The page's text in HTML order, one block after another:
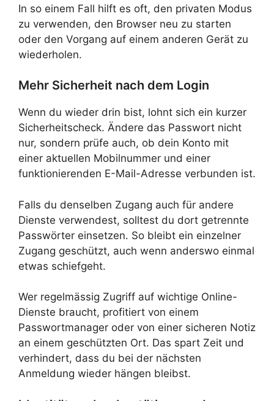
In so einem Fall hilft es oft, den privaten Modus
zu verwenden, den Browser neu zu starten
oder den Vorgang auf einem anderen Gerät zu
wiederholen.
Mehr Sicherheit nach dem Login
Wenn du wieder drin bist, lohnt sich ein kurzer
Sicherheitscheck. Ändere das Passwort nicht
nur, sondern prüfe auch, ob dein Konto mit
einer aktuellen Mobilnummer und einer
funktionierenden E-Mail-Adresse verbunden ist.
Falls du denselben Zugang auch für andere
Dienste verwendest, solltest du dort getrennte
Passwörter einsetzen. So bleibt ein einzelner
Zugang geschützt, auch wenn anderswo einmal
etwas schiefgeht.
Wer regelmässig Zugriff auf wichtige Online-
Dienste braucht, profitiert von einem
Passwortmanager oder von einer sicheren Notiz
an einem geschützten Ort. Das spart Zeit und
verhindert, dass du bei der nächsten
Anmeldung wieder hängen bleibst.